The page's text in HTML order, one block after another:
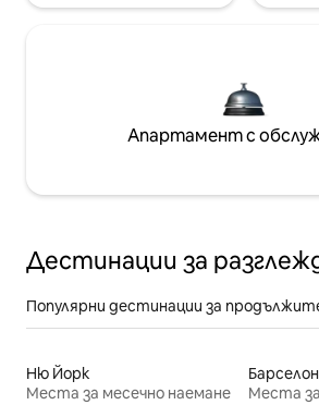
Апартамент с
Дестинации за
Популярни дестинации за
Ню Йорк
Места за месечно наемане
Места